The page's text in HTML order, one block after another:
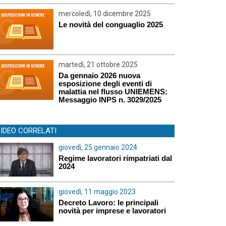
mercoledì, 10 dicembre 2025
Le novità del conguaglio 2025
martedì, 21 ottobre 2025
Da gennaio 2026 nuova
esposizione degli eventi di
malattia nel flusso UNIEMENS:
Messaggio INPS n. 3029/2025
CORRELATI
giovedì, 25 gennaio 2024
Regime lavoratori rimpatriati dal
2024
giovedì, 11 maggio 2023
Decreto Lavoro: le principali
novità per imprese e lavoratori